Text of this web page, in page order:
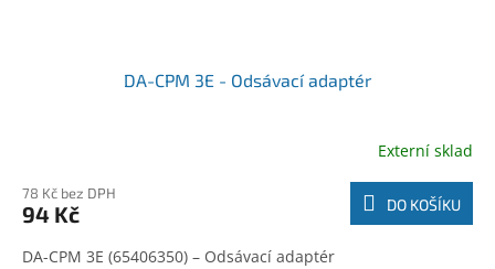
DA-CPM 3E - Odsávací adaptér
Externí sklad
78 Kč bez DPH
94 Kč DO KOŠÍKU
DA-CPM 3E (65406350) – Odsávací adaptér